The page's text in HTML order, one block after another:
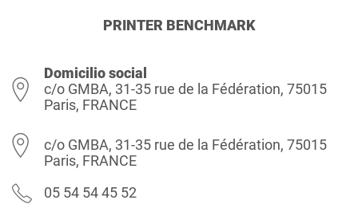
PRINTER BENCHMARK
Domicilio social
c/o GMBA, 31-35 rue de la Fédération, 75015
Paris, FRANCE
c/o GMBA, 31-35 rue de la Fédération, 75015
Paris, FRANCE
05 54 54 45 52